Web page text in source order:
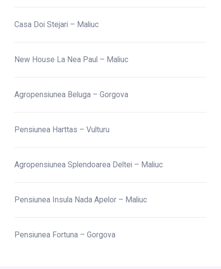
Casa Doi Stejari – Maliuc
New House La Nea Paul – Maliuc
Agropensiunea Beluga – Gorgova
Pensiunea Harttas – Vulturu
Agropensiunea Splendoarea Deltei – Maliuc
Pensiunea Insula Nada Apelor – Maliuc
Pensiunea Fortuna – Gorgova